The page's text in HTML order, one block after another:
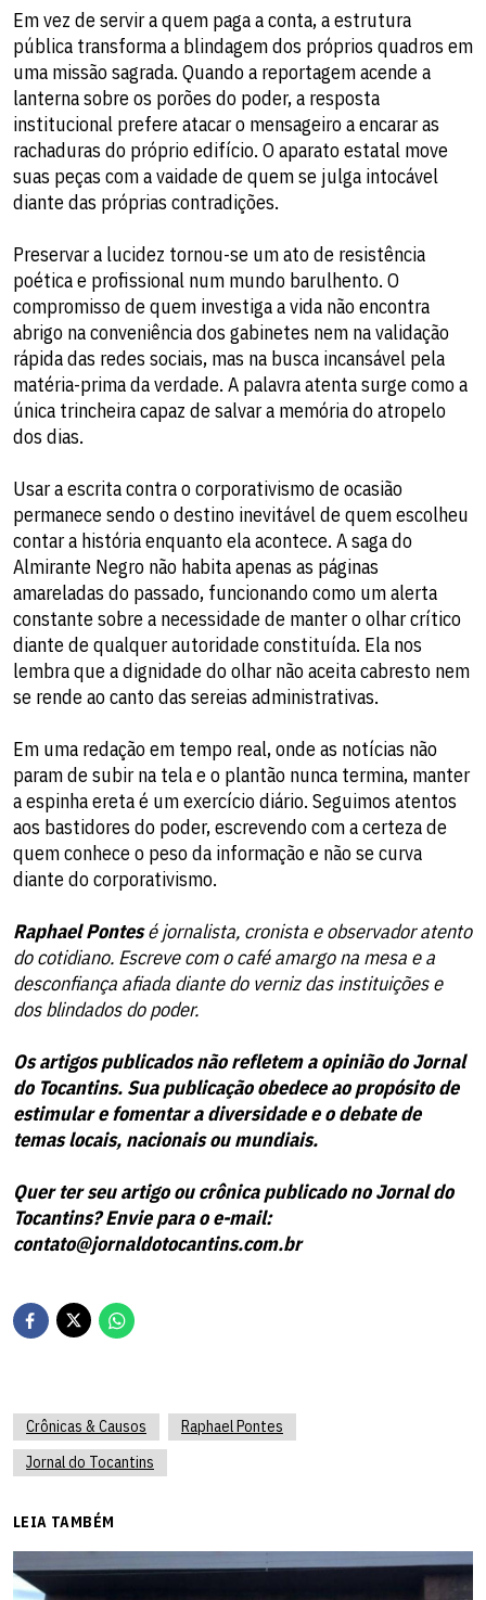
Em vez de servir a quem paga a conta, a estrutura
pública transforma a blindagem dos próprios quadros em
uma missão sagrada. Quando a reportagem acende a
lanterna sobre os porões do poder, a resposta
institucional prefere atacar o mensageiro a encarar as
rachaduras do próprio edifício. O aparato estatal move
suas peças com a vaidade de quem se julga intocável
diante das próprias contradições.
​Preservar a lucidez tornou-se um ato de resistência
poética e profissional num mundo barulhento. O
compromisso de quem investiga a vida não encontra
abrigo na conveniência dos gabinetes nem na validação
rápida das redes sociais, mas na busca incansável pela
matéria-prima da verdade. A palavra atenta surge como a
única trincheira capaz de salvar a memória do atropelo
dos dias.
Usar a escrita contra o corporativismo de ocasião
permanece sendo o destino inevitável de quem escolheu
contar a história enquanto ela acontece. A saga do
Almirante Negro não habita apenas as páginas
amareladas do passado, funcionando como um alerta
constante sobre a necessidade de manter o olhar crítico
diante de qualquer autoridade constituída. Ela nos
lembra que a dignidade do olhar não aceita cabresto nem
se rende ao canto das sereias administrativas.
​Em uma redação em tempo real, onde as notícias não
param de subir na tela e o plantão nunca termina, manter
a espinha ereta é um exercício diário. Seguimos atentos
aos bastidores do poder, escrevendo com a certeza de
quem conhece o peso da informação e não se curva
diante do corporativismo.
​Raphael Pontesé jornalista, cronista e observador atento
do cotidiano. Escreve com o café amargo na mesa e a
desconfiança afiada diante do verniz das instituições e
dos blindados do poder.
Os artigos publicados não refletem a opinião do Jornal
do Tocantins. Sua publicação obedece ao propósito de
estimular e fomentar a diversidade e o debate de
temas locais, nacionais ou mundiais.
Quer ter seu artigo ou crônica publicado no Jornal do
Tocantins? Envie para o e-mail:
contato@jornaldotocantins.com.br
Crônicas & Causos
Raphael Pontes
Jornal do Tocantins
LEIA TAMBÉM